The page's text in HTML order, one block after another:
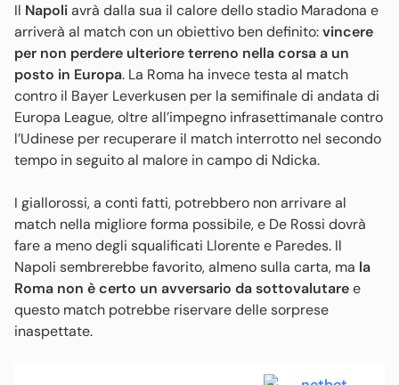
Il Napoliavrà dalla sua il calore dello stadio Maradona e
arriverà al match con un obiettivo ben definito:vincere
per non perdere ulteriore terreno nella corsa a un
posto in Europa. La Roma ha invece testa al match
contro il Bayer Leverkusen per la semifinale di andata di
Europa League, oltre all’impegno infrasettimanale contro
l’Udinese per recuperare il match interrotto nel secondo
tempo in seguito al malore in campo di Ndicka.
I giallorossi, a conti fatti, potrebbero non arrivare al
match nella migliore forma possibile, e De Rossi dovrà
fare a meno degli squalificati Llorente e Paredes. Il
Napoli sembrerebbe favorito, almeno sulla carta, ma la
Roma non è certo un avversario da sottovalutaree
questo match potrebbe riservare delle sorprese
inaspettate.